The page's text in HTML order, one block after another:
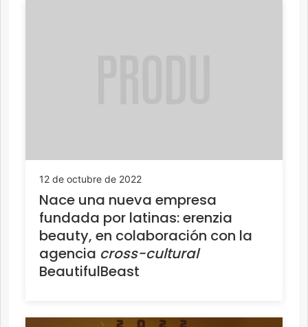
12 de octubre de 2022
Nace una nueva empresa
fundada por latinas: erenzia
beauty, en colaboración con la
agencia cross-cultural
BeautifulBeast